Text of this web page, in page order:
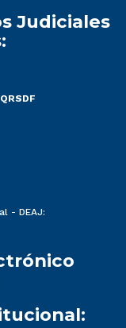
Judiciales
- DEAJ: